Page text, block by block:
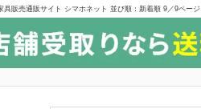
具販売通販サイト シマホネット 並び順：新着順 9／9ページ